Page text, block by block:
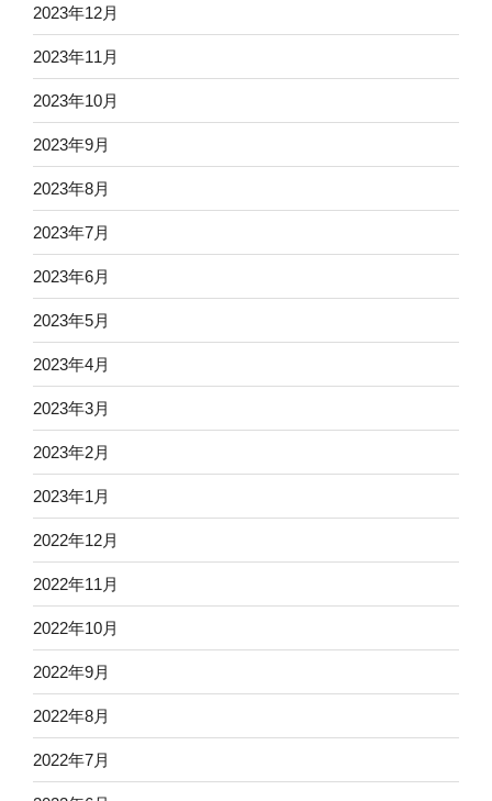
2023年12月
2023年11月
2023年10月
2023年9月
2023年8月
2023年7月
2023年6月
2023年5月
2023年4月
2023年3月
2023年2月
2023年1月
2022年12月
2022年11月
2022年10月
2022年9月
2022年8月
2022年7月